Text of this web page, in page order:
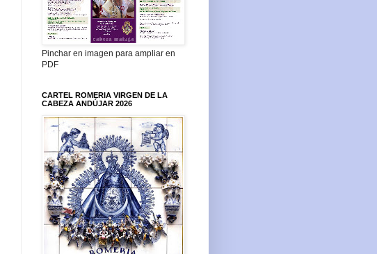
Pinchar en imagen para ampliar en
PDF
CARTEL ROMERIA VIRGEN DE LA
CABEZA ANDÚJAR 2026